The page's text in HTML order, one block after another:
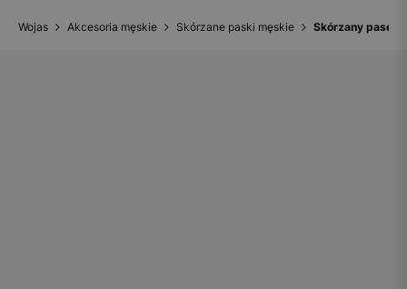
Wojas Akcesoria męskie Skórzane paski męskie Skórzany pasek